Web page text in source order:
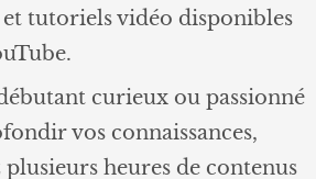
tutoriels vidéo disponibles
curieux ou passionné
vos connaissances,
heures de contenus